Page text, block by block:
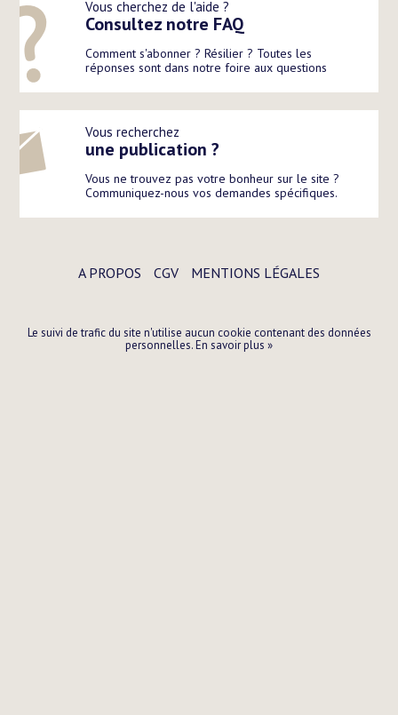
Vous cherchez de l'aide ?
Consultez notre FAQ
Comment s'abonner ? Résilier ? Toutes les
réponses sont dans notre foire aux questions
Vous recherchez
une publication ?
Vous ne trouvez pas votre bonheur sur le site ?
Communiquez-nous vos demandes spécifiques.
A PROPOS CGV MENTIONS LÉGALES
Le suivi de trafic du site n'utilise aucun cookie contenant des données
personnelles.En savoir plus »